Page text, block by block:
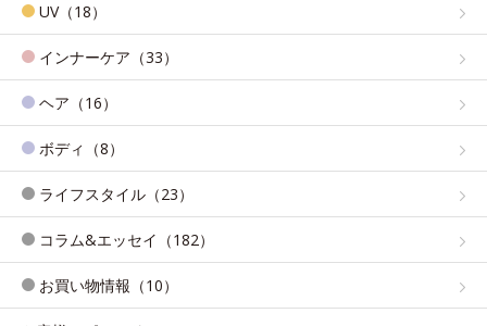
UV（18）
インナーケア（33）
ヘア（16）
ボディ（8）
ライフスタイル（23）
コラム&エッセイ（182）
お買い物情報（10）